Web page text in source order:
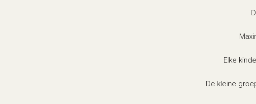
Elke
De kleine